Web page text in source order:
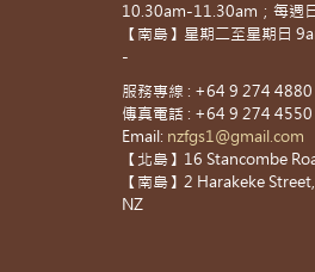
10.30am-11.30am；每週
【南島】星期二至星期日
-
服務專線 : +64 9 274 4880
傳真電話 : +64 9 274 4550
Email: nzfgs1@gmail.com
【北島】16 Stancombe
【南島】2 Harakeke
NZ